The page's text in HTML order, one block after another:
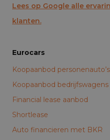
Lees op Google alle
klanten.
Eurocars
Koopaanbod personenauto’s
Koopaanbod bedrijfswagens
Financial lease aanbod
Shortlease
Auto financieren met BKR